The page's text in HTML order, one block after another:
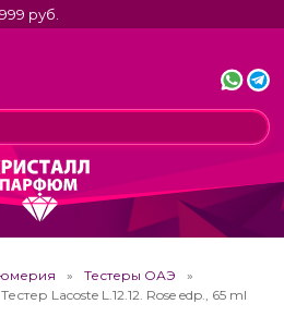
руб.
Тестеры ОАЭ
Тестер Lacoste L.12.12. Rose edp., 65 ml